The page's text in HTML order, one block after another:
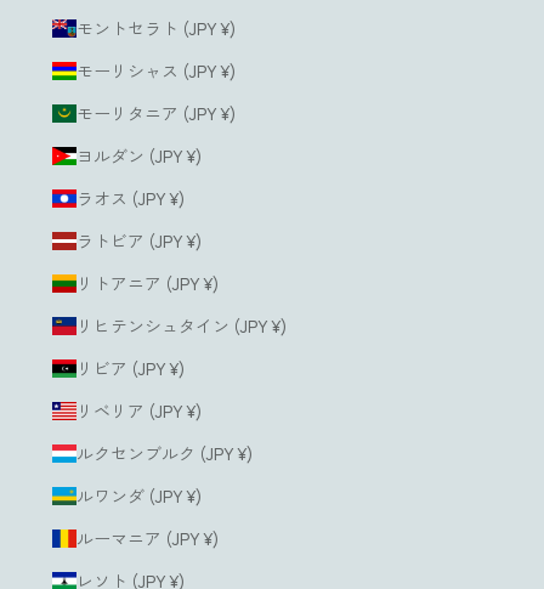
モントセラト (JPY ¥)
モーリシャス (JPY ¥)
モーリタニア (JPY ¥)
ヨルダン (JPY ¥)
ラオス (JPY ¥)
ラトビア (JPY ¥)
リトアニア (JPY ¥)
リヒテンシュタイン (JPY ¥)
リビア (JPY ¥)
リベリア (JPY ¥)
ルクセンブルク (JPY ¥)
ルワンダ (JPY ¥)
ルーマニア (JPY ¥)
レソト (JPY ¥)